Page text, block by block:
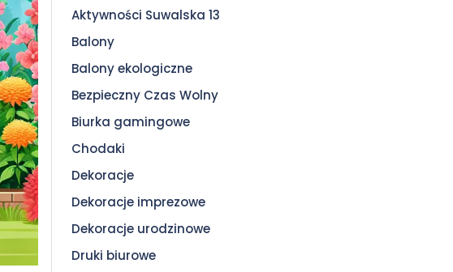
Aktywności Suwalska 13
Balony
Balony ekologiczne
Bezpieczny Czas Wolny
Biurka gamingowe
Chodaki
Dekoracje
Dekoracje imprezowe
Dekoracje urodzinowe
Druki biurowe